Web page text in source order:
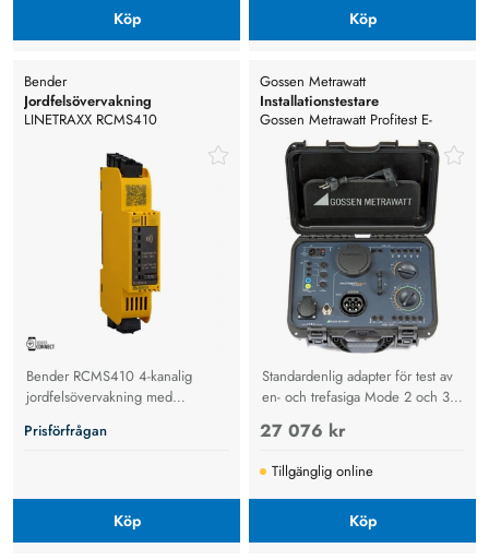
Köp Köp
Bender
Jordfelsövervakning
LINETRAXX RCMS410
Bender RCMS410 4-kanalig
jordfelsövervakning med
62020-1
Prisförfrågan
Köp
Gossen Metrawatt
Installationstestare
Gossen Metrawatt Profitest E-
Mobility Testare För Elkablar
Standardenlig adapter för test av
en- och trefasiga Mode 2 och 3
laddkablar med felsimulering
enligt DIN VDE 0701-0702
27 076 kr
Tillgänglig online
Köp